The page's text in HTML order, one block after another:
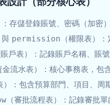
：存儲登錄賬號、密碼（加密
與 permission （權限表）
賬戶表）：記錄賬戶名稱、賬
金流水表）：核心事務表，
）：包含預算部門、項目、周
（審批流程表）：記錄審批